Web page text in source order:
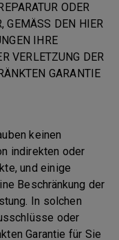
ODER
GEMÄSS DEN HIER
IHRE
VERLETZUNG DER
GARANTIE
keinen
indirekten oder
und einige
Beschränkung der
In solchen
oder
Garantie für Sie